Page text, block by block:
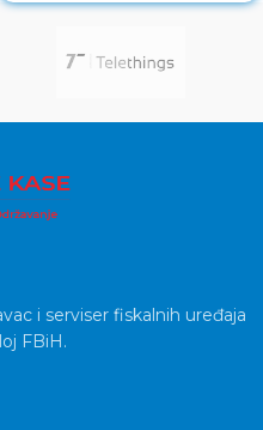
i serviser fiskalnih uređaja
FBiH.